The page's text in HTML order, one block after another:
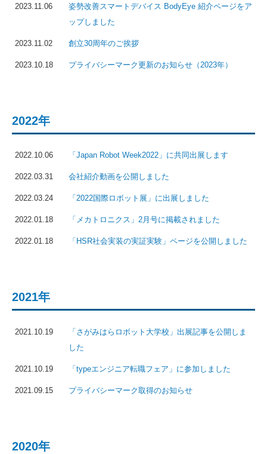
2023.11.06
姿勢改善スマートデバイス BodyEye 紹介ページをア
ップしました
2023.11.02 創立30周年のご挨拶
2023.10.18 プライバシーマーク更新のお知らせ（2023年）
2022年
2022.10.06 「Japan Robot Week2022」に共同出展します
2022.03.31 会社紹介動画を公開しました
2022.03.24 「2022国際ロボット展」に出展しました
2022.01.18 「メカトロニクス」2月号に掲載されました
2022.01.18 「HSR社会実装の実証実験」ページを公開しました
2021年
2021.10.19
「さがみはらロボット大学校」出展記事を公開しま
した
2021.10.19 「typeエンジニア転職フェア」に参加しました
2021.09.15 プライバシーマーク取得のお知らせ
2020年